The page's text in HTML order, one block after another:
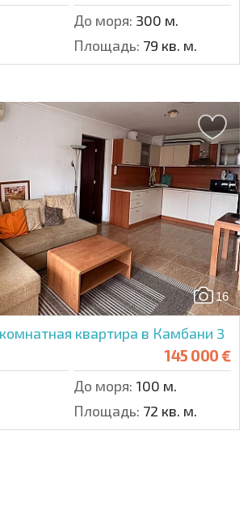
До моря: 300 м.
Площадь: 79 кв. м.
16
квартира в Камбани 3
145 000 €
До моря: 100 м.
Площадь: 72 кв. м.